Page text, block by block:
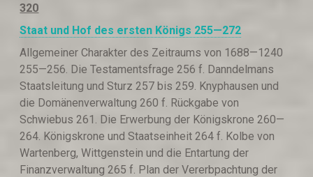
320
Staat und Hof des ersten Königs 255—272
Allgemeiner Charakter des Zeitraums von 1688—1240
255—256. Die Testamentsfrage 256 f. Danndelmans
Staatsleitung und Sturz 257 bis 259. Knyphausen und
die Domänenverwaltung 260 f. Rückgabe von
Schwiebus 261. Die Erwerbung der Königskrone 260—
264. Königskrone und Staatseinheit 264 f. Kolbe von
Wartenberg, Wittgenstein und die Entartung der
Finanzverwaltung 265 f. Plan der Vererbpachtung der